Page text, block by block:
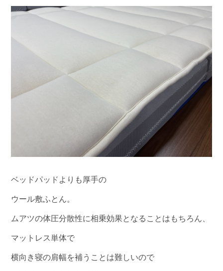
ベッドパッドよりも厚手の
ウール敷ふとん。
ムアツの体圧分散性に相乗効果となることはもちろん、
マットレス単体で
横向き寝の肩幅を補うことは難しいので